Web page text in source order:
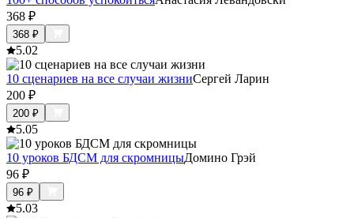
368 ₽
368 ₽
5.02
10 сценариев на все случаи жизниСергей Ларин
200 ₽
200 ₽
5.05
10 уроков БДСМ для скромницыДомино Грэй
96 ₽
96 ₽
5.03